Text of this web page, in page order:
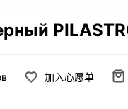
加入心愿单